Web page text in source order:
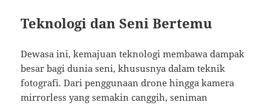
Teknologi dan Seni Bertemu
Dewasa ini, kemajuan teknologi membawa dampak
besar bagi dunia seni, khususnya dalam teknik
fotografi. Dari penggunaan drone hingga kamera
mirrorless yang semakin canggih, seniman